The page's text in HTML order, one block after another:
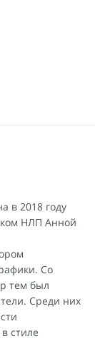
в 2018 году
НЛП Анной
Со
тем был
Среди них
стиле